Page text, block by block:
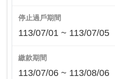
停止過戶期間
113/07/01 ~ 113/07/05
繳款期間
113/07/06 ~ 113/08/06